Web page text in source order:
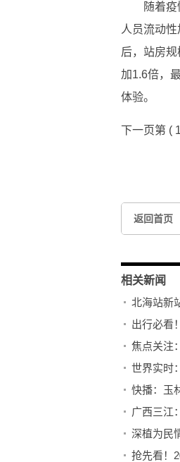
随着
人员流动
后，站房
加1.6倍，
体验。
下一页第 (
返回首页
相关新闻
北海站新
出行必看
焦点关注
世界实时
快播：玉
广西三江
深植为民
抢先看！